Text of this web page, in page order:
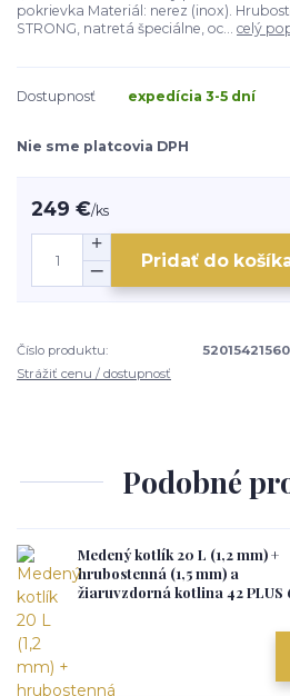
pokrievka Materiál: nerez (inox).
STRONG, natretá špeciálne, oc... celý
Dostupnosť expedícia 3-5 dní
Nie sme platcovia DPH
249 €/ks
Pridať do
Číslo produktu:
Strážiť cenu / dostupnosť
Podobné
Medený kotlík 20 L (1,2 mm) +
hrubostenná (1,5 mm) a
žiaruvzdorná kotlina 42 PLUS